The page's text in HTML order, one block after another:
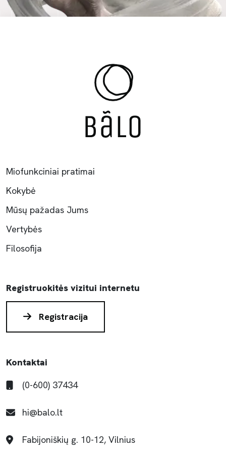
Miofunkciniai pratimai
Kokybė
Mūsų pažadas Jums
Vertybės
Filosofija
Registruokitės vizitui internetu
Registracija
Kontaktai
(0-600) 37434
hi@balo.lt
Fabijoniškių g. 10-12, Vilnius